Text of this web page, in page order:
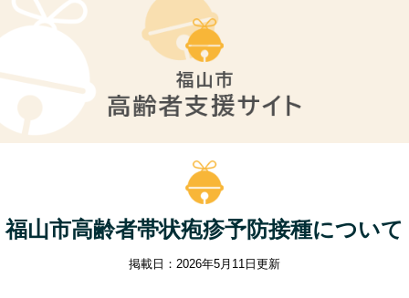
福山市高齢者帯状疱疹予防接種について
掲載日：2026年5月11日更新